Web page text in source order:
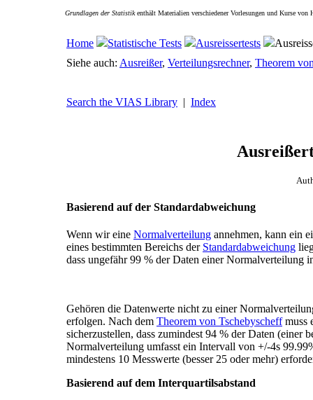
Grundlagen der Statistikenthält Materialien verschiedener Vorlesungen und Kurse
Home Statistische Tests Ausreissertests
Siehe auch: Ausreißer, Verteilungsrechner, Theorem
Search the VIAS Library | Index
Basierend auf der Standardabweichung
Wenn wir eine Normalverteilung annehmen, kann ein
eines bestimmten Bereichs der Standardabweichung
dass ungefähr 99 % der Daten einer Normalverteilung
Gehören die Datenwerte nicht zu einer
erfolgen. Nach dem Theorem von Tschebyscheffmuss
sicherzustellen, dass zumindest 94 % der Daten
Normalverteilung umfasst ein Intervall von +/-4s
mindestens 10 Messwerte (besser 25 oder mehr)
Basierend auf dem Interquartilsabstand